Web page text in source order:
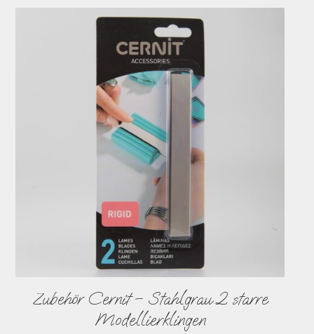
Zubehör Cernit – Stahlgrau 2 starre
Modellierklingen